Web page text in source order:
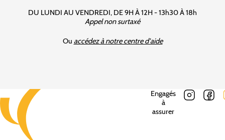
DU LUNDI AU VENDREDI, DE 9H À 12H - 13h30 À 18h
Appel non surtaxé
Ou accédez à notre centre d'aide
Engagés
à
assurer